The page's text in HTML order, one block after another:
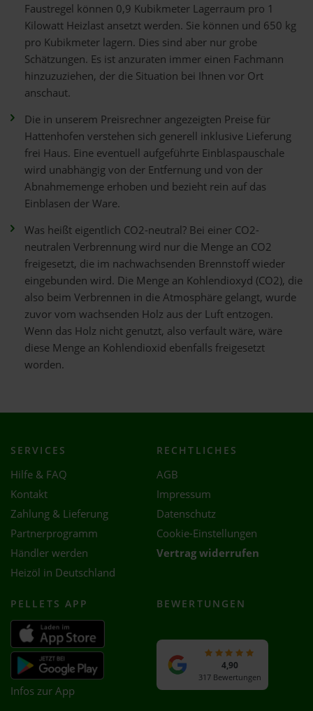
Faustregel können 0,9 Kubikmeter Lagerraum pro 1
Kilowatt Heizlast ansetzt werden. Sie können und 650 kg
pro Kubikmeter lagern. Dies sind aber nur grobe
Schätzungen. Es ist anzuraten immer einen Fachmann
hinzuzuziehen, der die Situation bei Ihnen vor Ort
anschaut.
Die in unserem Preisrechner angezeigten Preise für
Hattenhofen verstehen sich generell inklusive Lieferung
frei Haus. Eine eventuell aufgeführte Einblaspauschale
wird unabhängig von der Entfernung und von der
Abnahmemenge erhoben und bezieht rein auf das
Einblasen der Ware.
Was heißt eigentlich CO2-neutral? Bei einer CO2-
neutralen Verbrennung wird nur die Menge an CO2
freigesetzt, die im nachwachsenden Brennstoff wieder
eingebunden wird. Die Menge an Kohlendioxyd (CO2), die
also beim Verbrennen in die Atmosphäre gelangt, wurde
zuvor vom wachsenden Holz aus der Luft entzogen.
Wenn das Holz nicht genutzt, also verfault wäre, wäre
diese Menge an Kohlendioxid ebenfalls freigesetzt
worden.
SERVICES
Hilfe & FAQ
Kontakt
Zahlung & Lieferung
Partnerprogramm
Händler werden
Heizöl in Deutschland
RECHTLICHES
AGB
Impressum
Datenschutz
Cookie-Einstellungen
Vertrag widerrufen
PELLETS APP
Infos zur App
BEWERTUNGEN
4,90
317 Bewertungen